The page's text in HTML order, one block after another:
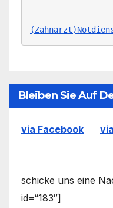
Bleiben Sie Auf
via Facebook
schicke uns eine
id=“183″]